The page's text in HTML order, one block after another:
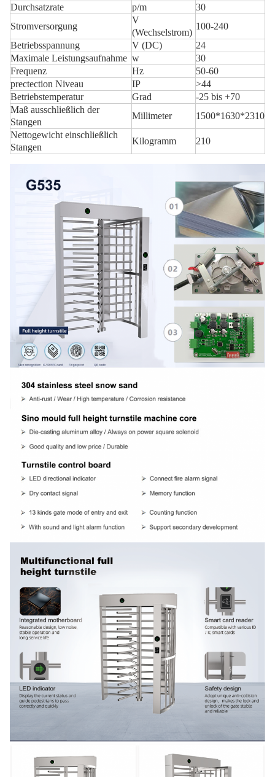
Durchsatzrate p/m
30
Stromversorgung
V
(Wechselstrom)
100-240
Betriebsspannung
V (DC)
24
Maximale Leistungsaufnahme w
30
Frequenz
Hz
50-60
prectection Niveau
IP
>44
Betriebstemperatur
Grad
-25 bis +70
Maß ausschließlich der
Stangen
Millimeter
1500*1630*2310
Nettogewicht einschließlich
Stangen
Kilogramm 210